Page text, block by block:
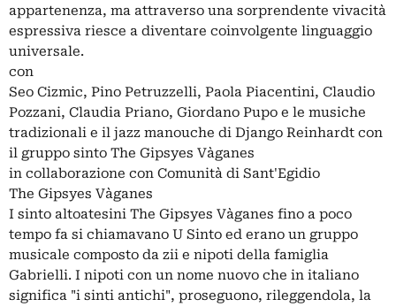
appartenenza, ma attraverso una sorprendente vivacità
espressiva riesce a diventare coinvolgente linguaggio
universale.
con
Seo Cizmic, Pino Petruzzelli, Paola Piacentini, Claudio
Pozzani, Claudia Priano, Giordano Pupo e le musiche
tradizionali e il jazz manouche di Django Reinhardt con
il gruppo sinto The Gipsyes Vàganes
in collaborazione con Comunità di Sant'Egidio
The Gipsyes Vàganes
I sinto altoatesini The Gipsyes Vàganes fino a poco
tempo fa si chiamavano U Sinto ed erano un gruppo
musicale composto da zii e nipoti della famiglia
Gabrielli. I nipoti con un nome nuovo che in italiano
significa "i sinti antichi", proseguono, rileggendola, la